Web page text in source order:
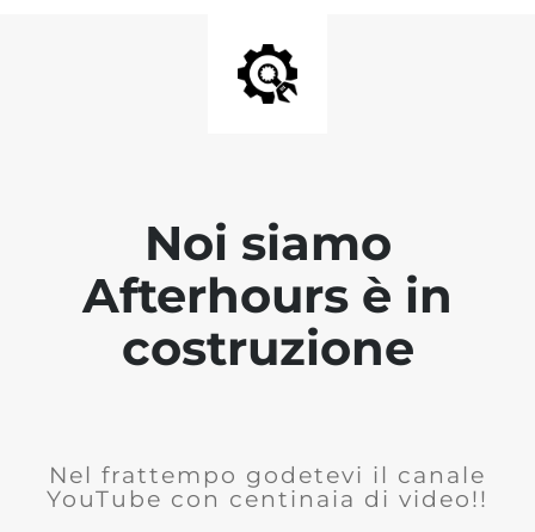
Noi siamo
Afterhours è in
costruzione
Nel frattempo godetevi il canale
YouTube con centinaia di video!!